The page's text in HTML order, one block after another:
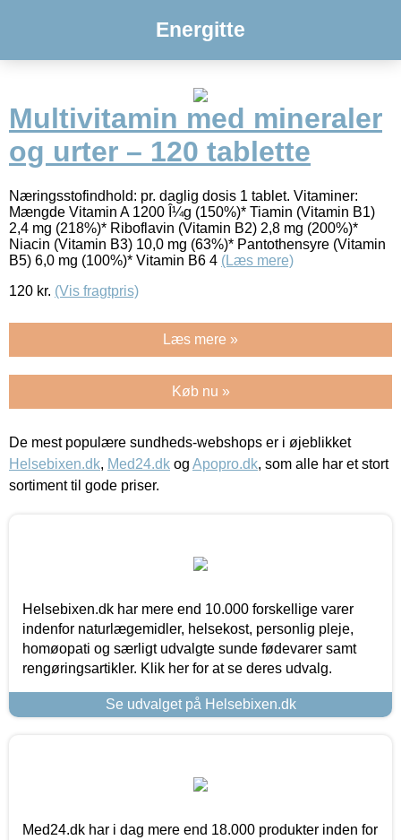
Energitte
Multivitamin med mineraler
og urter – 120 tablette
Næringsstofindhold: pr. daglig dosis 1 tablet. Vitaminer:
Mængde Vitamin A 1200 Î¼g (150%)* Tiamin (Vitamin B1)
2,4 mg (218%)* Riboflavin (Vitamin B2) 2,8 mg (200%)*
Niacin (Vitamin B3) 10,0 mg (63%)* Pantothensyre (Vitamin
B5) 6,0 mg (100%)* Vitamin B6 4 (Læs mere)
120 kr. (Vis fragtpris)
Læs mere »
Køb nu »
De mest populære sundheds-webshops er i øjeblikket
Helsebixen.dk, Med24.dk og Apopro.dk, som alle har et stort
sortiment til gode priser.
Helsebixen.dk har mere end 10.000 forskellige varer
indenfor naturlægemidler, helsekost, personlig pleje,
homøopati og særligt udvalgte sunde fødevarer samt
rengøringsartikler. Klik her for at se deres udvalg.
Se udvalget på Helsebixen.dk
Med24.dk har i dag mere end 18.000 produkter inden for